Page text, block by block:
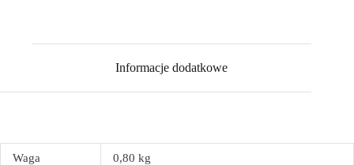
Informacje dodatkowe
Waga 0,80 kg